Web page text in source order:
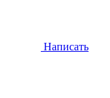
Написать